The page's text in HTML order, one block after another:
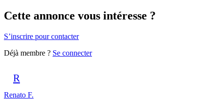
Cette annonce vous intéresse ?
S’inscrire pour contacter
Déjà membre ? Se connecter
R
Renato F.